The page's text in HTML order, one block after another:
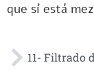
que sí está
11- Filtrado